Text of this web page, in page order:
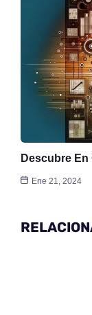
Descubre
Ene 21, 2024